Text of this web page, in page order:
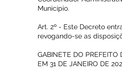
Município.
Art. 2º - Este Decreto
revogando-se as
GABINETE DO PREFEITO
EM 31 DE JANEIRO DE